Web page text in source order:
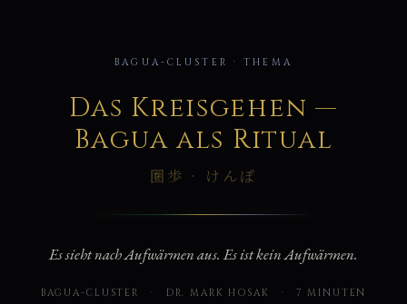
圏
BAGUA-CLUSTER · THEMA
Das Kreisgehen —
Bagua als Ritual
圏歩 · けんぽ
Es sieht nach Aufwärmen aus. Es ist kein Aufwärmen.
BAGUA-CLUSTER · DR. MARK HOSAK ·
7 MINUTEN